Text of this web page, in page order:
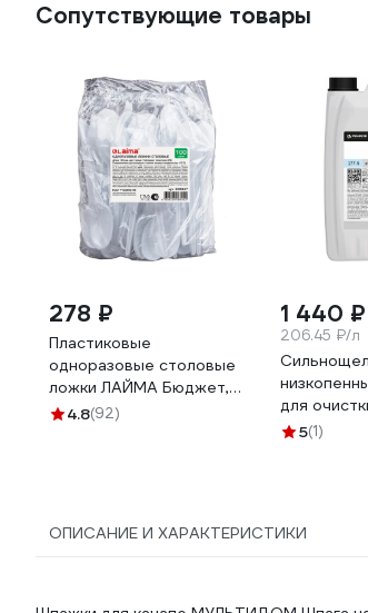
Сопутствующие товары
278 ₽
Пластиковые
одноразовые столовые
ложки ЛАЙМА Бюджет,
комплект 100 шт, 65 мм
4.8(92)
1 440 ₽
206.45 ₽/л
для
его
5(1)
ОПИСАНИЕ И ХАРАКТЕРИСТИКИ